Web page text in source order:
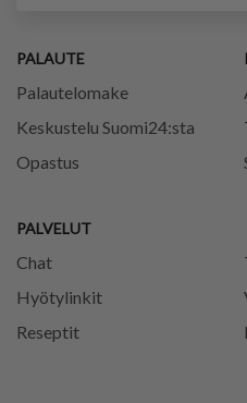
PALAUTE
Palautelomake
Keskustelu Suomi24:sta
Opastus
PALVELUT
Chat
Hyötylinkit
Reseptit